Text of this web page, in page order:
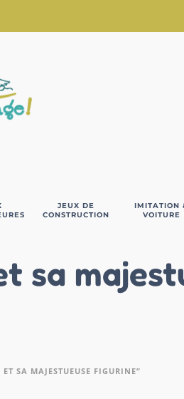
JEUX DE
CONSTRUCTION
IMITATION
VOITURE
sa
SA MAJESTUEUSE FIGURINE”